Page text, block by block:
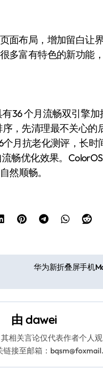
面布局，增加留白让
多富有特色的新功能
有36 个月流畅双引擎
，先清理最不关心的
月抗老化测评，长时
畅优化效果。
然顺畅。
华为新折叠屏手机
由 dawei
相关言论仅代表作者个人
接至邮箱：